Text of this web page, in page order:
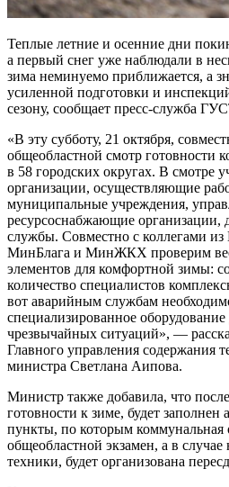
Теплые летние и осенние дни
а первый снег уже наблюдали в
зима неминуемо приближается, а
усиленной подготовки и
сезону, сообщает пресс-служба
«В эту субботу, 21 октября,
общеобластной смотр готовности
в 58 городских округах. В смотре
организации, осуществляющие
муниципальные учреждения,
ресурсоснабжающие
службы. Совместно с коллегами
МинБлага и МинЖКХ проверим
элементов для комфортной зимы:
количество специалистов
вот аварийным службам
специализированное оборудование
чрезвычайных ситуаций», —
Главного управления содержания
министра Светлана Аипова.
Министр также добавила, что
готовности к зиме, будет заполнен
пункты, по которым коммунальная
общеобластной экзамен, а в
техники, будет организована